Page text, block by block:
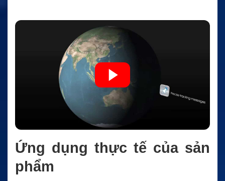
Ứng dụng thực tế của sản
phẩm